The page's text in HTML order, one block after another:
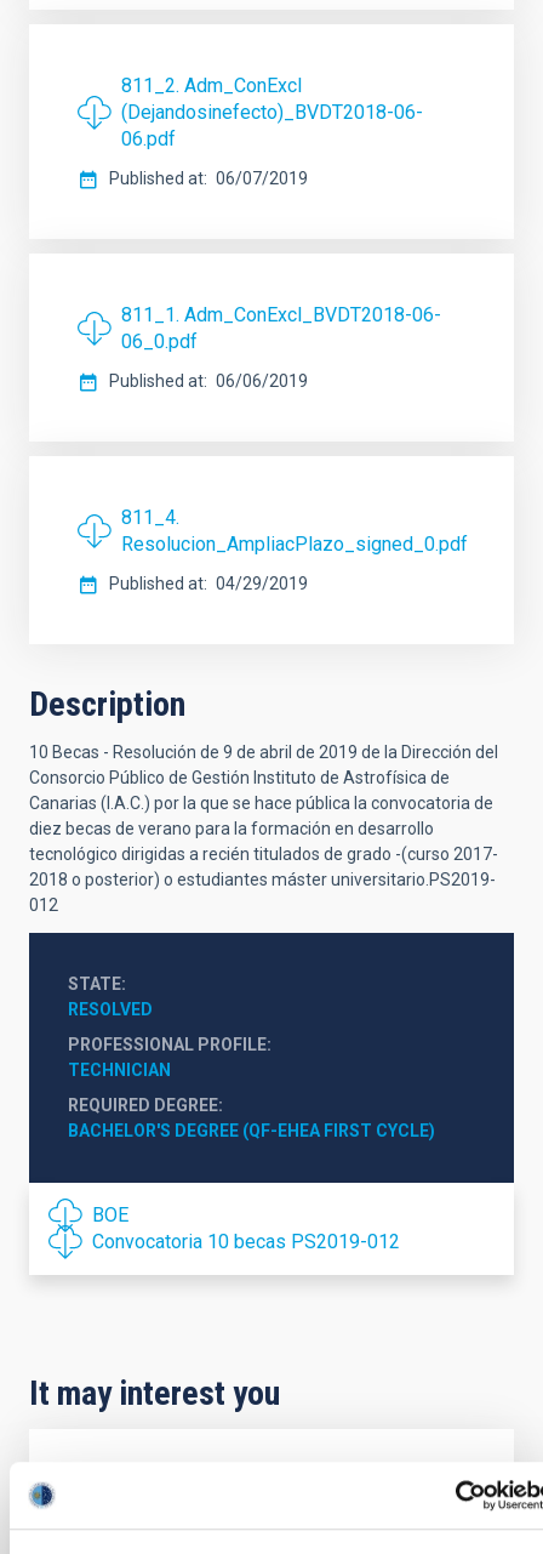
811_2. Adm_ConExcl
(Dejandosinefecto)_BVDT2018-06-
06.pdf
Published at 06/07/2019
811_1. Adm_ConExcl_BVDT2018-06-
06_0.pdf
Published at 06/06/2019
811_4.
Resolucion_AmpliacPlazo_signed_0.pdf
Published at 04/29/2019
Description
10 Becas - Resolución de 9 de abril de 2019 de la Dirección del
Consorcio Público de Gestión Instituto de Astrofísica de
Canarias (I.A.C.) por la que se hace pública la convocatoria de
diez becas de verano para la formación en desarrollo
tecnológico dirigidas a recién titulados de grado -(curso 2017-
2018 o posterior) o estudiantes máster universitario.PS2019-
012
STATE
RESOLVED
PROFESSIONAL PROFILE
TECHNICIAN
REQUIRED DEGREE
BACHELOR'S DEGREE (QF-EHEA FIRST CYCLE)
BOE
Convocatoria 10 becas PS2019-012
It may interest you